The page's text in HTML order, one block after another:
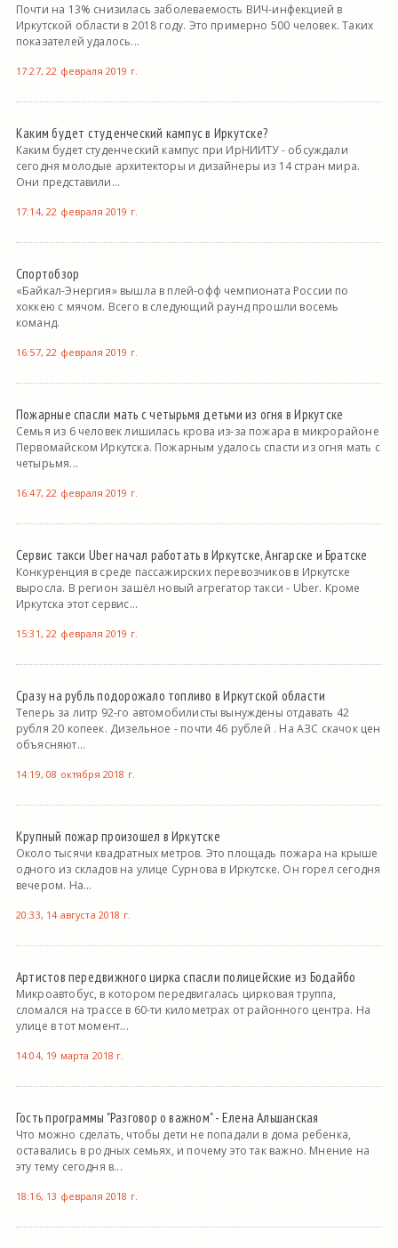
Почти на 13% снизилась заболеваемость ВИЧ-инфекцией в
Иркутской области в 2018 году. Это примерно 500 человек. Таких
показателей удалось...
17:27, 22 февраля 2019 г.
Каким будет студенческий кампус в Иркутске?
Каким будет студенческий кампус при ИрНИИТУ - обсуждали
сегодня молодые архитекторы и дизайнеры из 14 стран мира.
Они представили...
17:14, 22 февраля 2019 г.
Спортобзор
«Байкал-Энергия» вышла в плей-офф чемпионата России по
хоккею с мячом. Всего в следующий раунд прошли восемь
команд.
16:57, 22 февраля 2019 г.
Пожарные спасли мать с четырьмя детьми из огня в Иркутске
Семья из 6 человек лишилась крова из-за пожара в микрорайоне
Первомайском Иркутска. Пожарным удалось спасти из огня мать с
четырьмя...
16:47, 22 февраля 2019 г.
Сервис такси Uber начал работать в Иркутске, Ангарске и Братске
Конкуренция в среде пассажирских перевозчиков в Иркутске
выросла. В регион зашёл новый агрегатор такси - Uber. Кроме
Иркутска этот сервис...
15:31, 22 февраля 2019 г.
Сразу на рубль подорожало топливо в Иркутской области
Теперь за литр 92-го автомобилисты вынуждены отдавать 42
рубля 20 копеек. Дизельное - почти 46 рублей . На АЗС скачок цен
объясняют...
14:19, 08 октября 2018 г.
Крупный пожар произошел в Иркутске
Около тысячи квадратных метров. Это площадь пожара на крыше
одного из складов на улице Сурнова в Иркутске. Он горел сегодня
вечером. На...
20:33, 14 августа 2018 г.
Артистов передвижного цирка спасли полицейские из Бодайбо
Микроавтобус, в котором передвигалась цирковая труппа,
сломался на трассе в 60-ти километрах от районного центра. На
улице в тот момент...
14:04, 19 марта 2018 г.
Гость программы "Разговор о важном" - Елена Альшанская
Что можно сделать, чтобы дети не попадали в дома ребенка,
оставались в родных семьях, и почему это так важно. Мнение на
эту тему сегодня в...
18:16, 13 февраля 2018 г.